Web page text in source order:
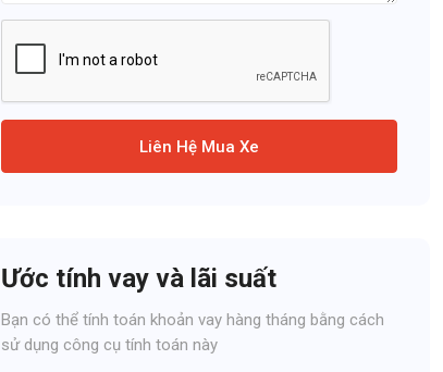
Liên Hệ Mua Xe
Ước tính vay và lãi suất
Bạn có thể tính toán khoản vay hàng tháng bằng cách
sử dụng công cụ tính toán này